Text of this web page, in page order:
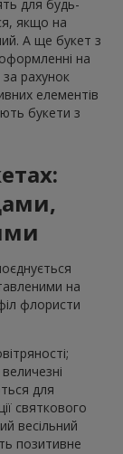
для будь-
якщо на
А ще букет з
на
рахунок
елементів
букети з
на
флористи
для
святкового
весільний
позитивне